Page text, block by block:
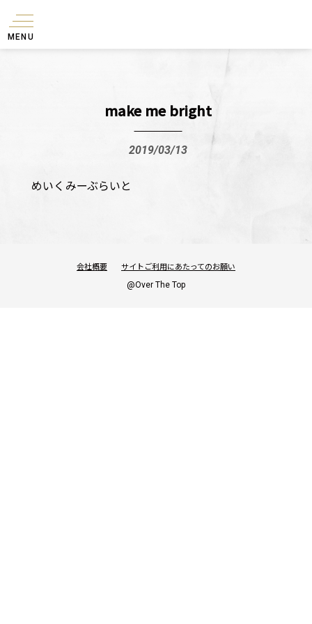
MENU
make me bright
2019/03/13
めいくみーぶらいと
会社概要 サイトご利用にあたってのお願い
@Over The Top